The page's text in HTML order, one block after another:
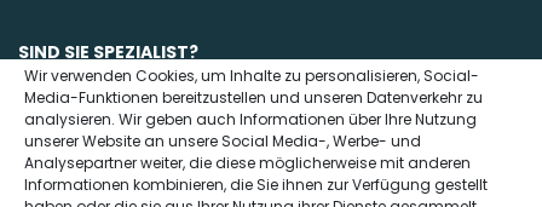
SIND SIE SPEZIALIST?
Kontaktieren Sie uns
Wir verwenden Cookies, um Inhalte zu personalisieren, Social-
Media-Funktionen bereitzustellen und unseren Datenverkehr zu
analysieren. Wir geben auch Informationen über Ihre Nutzung
unserer Website an unsere Social Media-, Werbe- und
Analysepartner weiter, die diese möglicherweise mit anderen
Informationen kombinieren, die Sie ihnen zur Verfügung gestellt